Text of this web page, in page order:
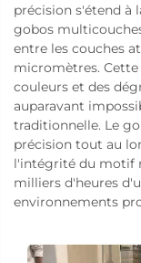
précision s'étend à
gobos
entre les couches
micromètres.
couleurs et des
auparavant
traditionnelle. Le
précision tout au
l'intégrité du motif
milliers d'heures
environnements